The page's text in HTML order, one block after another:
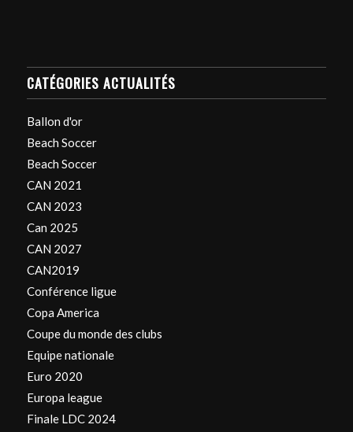
CATÉGORIES ACTUALITÉS
Ballon d'or
Beach Soccer
Beach Soccer
CAN 2021
CAN 2023
Can 2025
CAN 2027
CAN2019
Conférence ligue
Copa America
Coupe du monde des clubs
Equipe nationale
Euro 2020
Europa league
Finale LDC 2024